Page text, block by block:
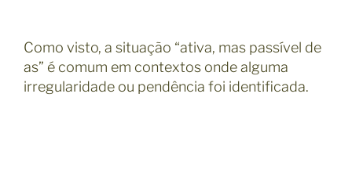
Como visto, a situação “ativa, mas passível de
as” é comum em contextos onde alguma
irregularidade ou pendência foi identificada.